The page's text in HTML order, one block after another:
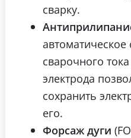
сварку.
сварочного
электрода
сохранить
его.
Форсаж дуги